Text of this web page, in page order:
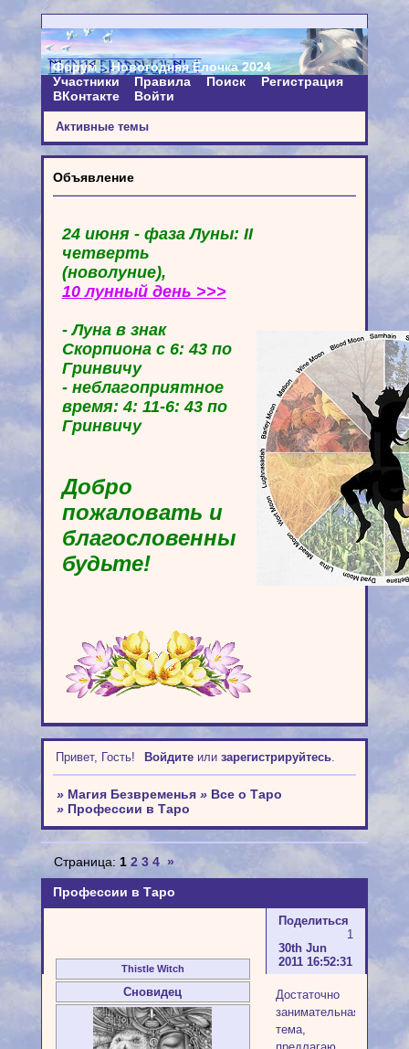
Форум
Новогодняя Ёлочка 2024
Участники
Правила Поиск
Регистрация
ВКонтакте
Войти
Активные темы
Объявление
24 июня - фаза Луны: II
четверть
(новолуние),
10 лунный день >>>
- Луна в знак
Скорпиона с 6: 43 по
Гринвичу
- неблагоприятное
время: 4: 11-6: 43 по
Гринвичу
Добро
пожаловать и
благословенны
будьте!
Привет, Гость! Войдитеили зарегистрируйтесь.
» Магия Безвременья » Все о Таро
» Профессии в Таро
Профессии в Таро
Страница: 1 2 3 4 »
Поделиться
1
30th Jun
2011 16:52:31
Thistle Witch
Сновидец
Достаточно
занимательная
тема,